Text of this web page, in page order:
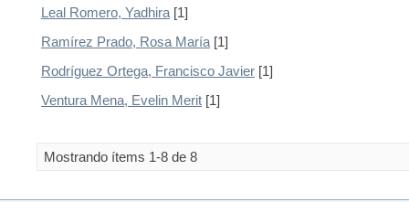
Leal Romero, Yadhira [1]
Ramírez Prado, Rosa María [1]
Rodríguez Ortega, Francisco Javier [1]
Ventura Mena, Evelin Merit [1]
Mostrando ítems 1-8 de 8